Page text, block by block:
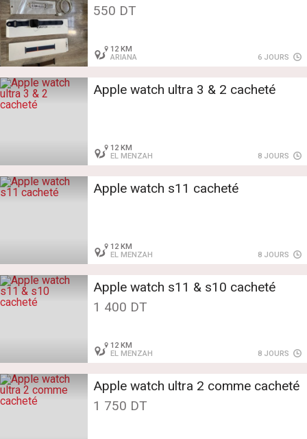
550 DT
12 KM
ARIANA
6 JOURS
Apple watch ultra 3 & 2 cacheté
12 KM
EL MENZAH
8 JOURS
Apple watch s11 cacheté
12 KM
EL MENZAH
8 JOURS
Apple watch s11 & s10 cacheté
1 400 DT
12 KM
EL MENZAH
8 JOURS
Apple watch ultra 2 comme cacheté
1 750 DT